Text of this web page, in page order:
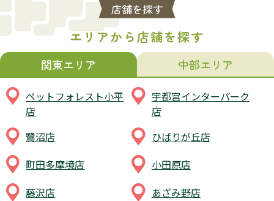
店舗を探す
エリアから店舗を探す
関東エリア 中部エリア
ペットフォレスト小平
店
宇都宮インターパーク
店
鷺沼店
ひばりが丘店
町田多摩境店
小田原店
藤沢店
あざみ野店